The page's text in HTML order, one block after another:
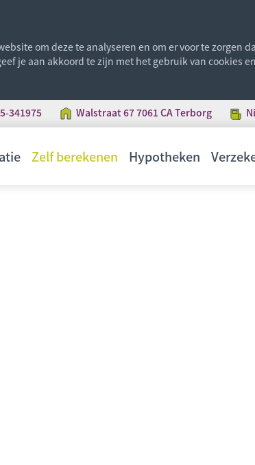
om deze te analyseren en om er voor te zorgen
je aan akkoord te zijn met het gebruik van cookies
341975 Walstraat 67 7061 CA Terborg
Zelf berekenen Hypotheken